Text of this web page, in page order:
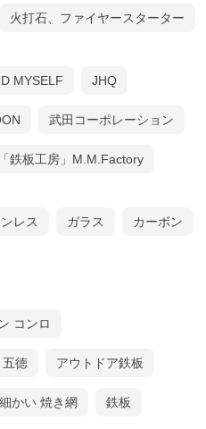
火打石、ファイヤースターター
MYSELF JHQ
武田コーポレーション
「鉄板工房」M.M.Factory
レス ガラス カーボン
コンロ
徳 アウトドア鉄板
細かい 焼き網 鉄板